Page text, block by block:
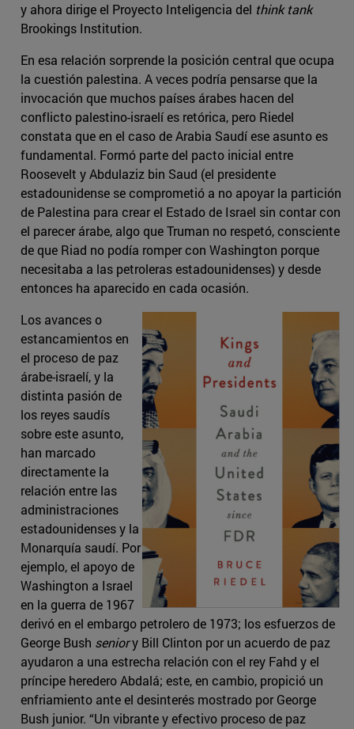
y ahora dirige el Proyecto Inteligencia del think tank
Brookings Institution.
En esa relación sorprende la posición central que ocupa
la cuestión palestina. A veces podría pensarse que la
invocación que muchos países árabes hacen del
conflicto palestino-israelí es retórica, pero Riedel
constata que en el caso de Arabia Saudí ese asunto es
fundamental. Formó parte del pacto inicial entre
Roosevelt y Abdulaziz bin Saud (el presidente
estadounidense se comprometió a no apoyar la partición
de Palestina para crear el Estado de Israel sin contar con
el parecer árabe, algo que Truman no respetó, consciente
de que Riad no podía romper con Washington porque
necesitaba a las petroleras estadounidenses) y desde
entonces ha aparecido en cada ocasión.
Los avances o
estancamientos en
el proceso de paz
árabe-israelí, y la
distinta pasión de
los reyes saudís
sobre este asunto,
han marcado
directamente la
relación entre las
administraciones
estadounidenses y la
Monarquía saudí. Por
ejemplo, el apoyo de
Washington a Israel
en la guerra de 1967
derivó en el embargo petrolero de 1973; los esfuerzos de
George Bush seniory Bill Clinton por un acuerdo de paz
ayudaron a una estrecha relación con el rey Fahd y el
príncipe heredero Abdalá; este, en cambio, propició un
enfriamiento ante el desinterés mostrado por George
Bush junior. “Un vibrante y efectivo proceso de paz